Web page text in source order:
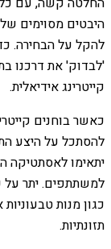
היבטים מסוימים
להקל על הבחירה.
'לבדוק' את דרכנו
קייטרינג אידיאלית.
כאשר בוחנים
להסתכל על היצע
יתאימו לאסתטיקה
למשתתפים. יתר על
כגון מנות
תזונתיות.